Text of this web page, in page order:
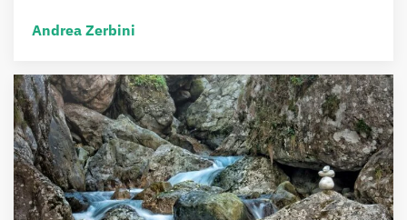
Andrea Zerbini